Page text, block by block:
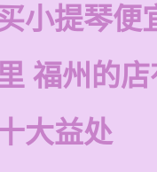
小提琴便
福州的
大益处